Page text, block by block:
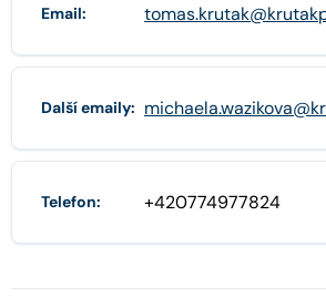
Email:
Další emaily:
Telefon: +420774977824